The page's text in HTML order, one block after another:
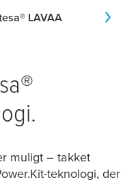
® LAVAA
®
muligt – takket
teknologi, der